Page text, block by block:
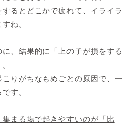
るとどこかで疲れて、イライラ
ね。
、結果的に「上の子が損をする
りがちなもめごとの原因で、一
す。
集まる場で起きやすいのが「比